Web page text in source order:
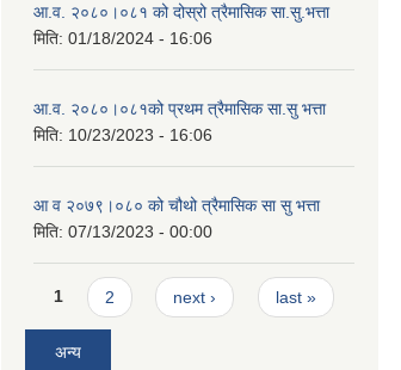
आ.व. २०८०।०८१ को दोस्रो त्रैमासिक सा.सु.भत्ता
मिति: 01/18/2024 - 16:06
आ.व. २०८०।०८१को प्रथम त्रैमासिक सा.सु भत्ता
मिति: 10/23/2023 - 16:06
आ व २०७९।०८० को चौथो त्रैमासिक सा सु भत्ता
मिति: 07/13/2023 - 00:00
Pages
1 2 next › last »
अन्य